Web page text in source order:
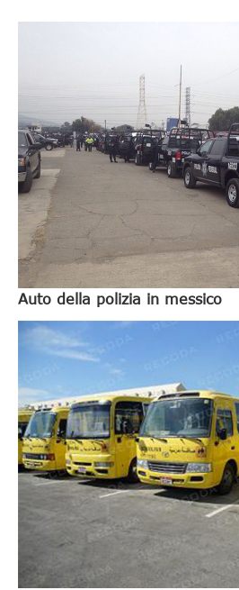
Auto della polizia in messico